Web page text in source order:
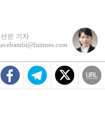
선은 기자